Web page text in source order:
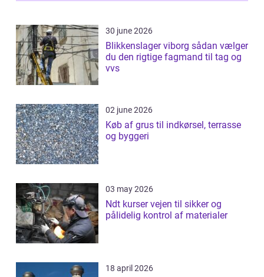
30 june 2026
Blikkenslager viborg sådan vælger
du den rigtige fagmand til tag og
vvs
02 june 2026
Køb af grus til indkørsel, terrasse
og byggeri
03 may 2026
Ndt kurser vejen til sikker og
pålidelig kontrol af materialer
18 april 2026